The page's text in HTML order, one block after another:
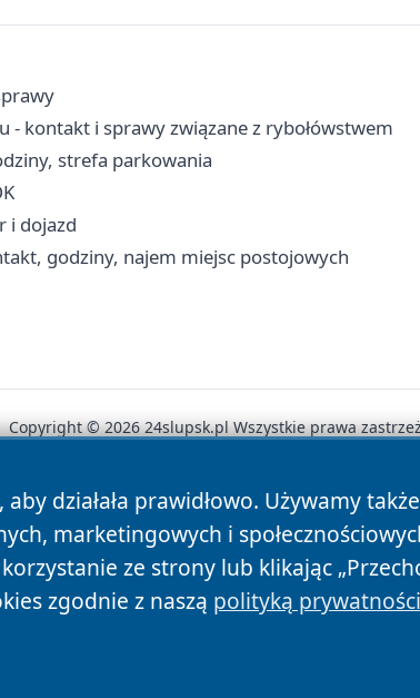
- kontakt i sprawy związane z rybołówstwem
strefa parkowania
i dojazd
godziny, najem miejsc postojowych
działała prawidłowo. Używamy
marketingowych i
ze strony lub klikając
zgodnie z naszą polityką prywatności
Copyright © 2026 24slupsk.pl Wszystkie prawa
Autorzy Polityka Prywatności Polityka